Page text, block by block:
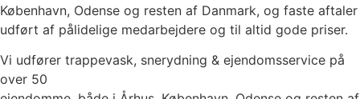
København, Odense og resten af Danmark, og faste aftaler
udført af pålidelige medarbejdere og til altid gode priser.
Vi udfører trappevask, snerydning & ejendomsservice på
over 50